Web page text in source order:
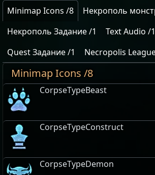
Minimap Icons /8
Некрополь
Некрополь Задание /1
Text Audio /1
Quest Задание /1
Necropolis
Minimap Icons /8
CorpseTypeBeast
CorpseTypeConstruct
CorpseTypeDemon